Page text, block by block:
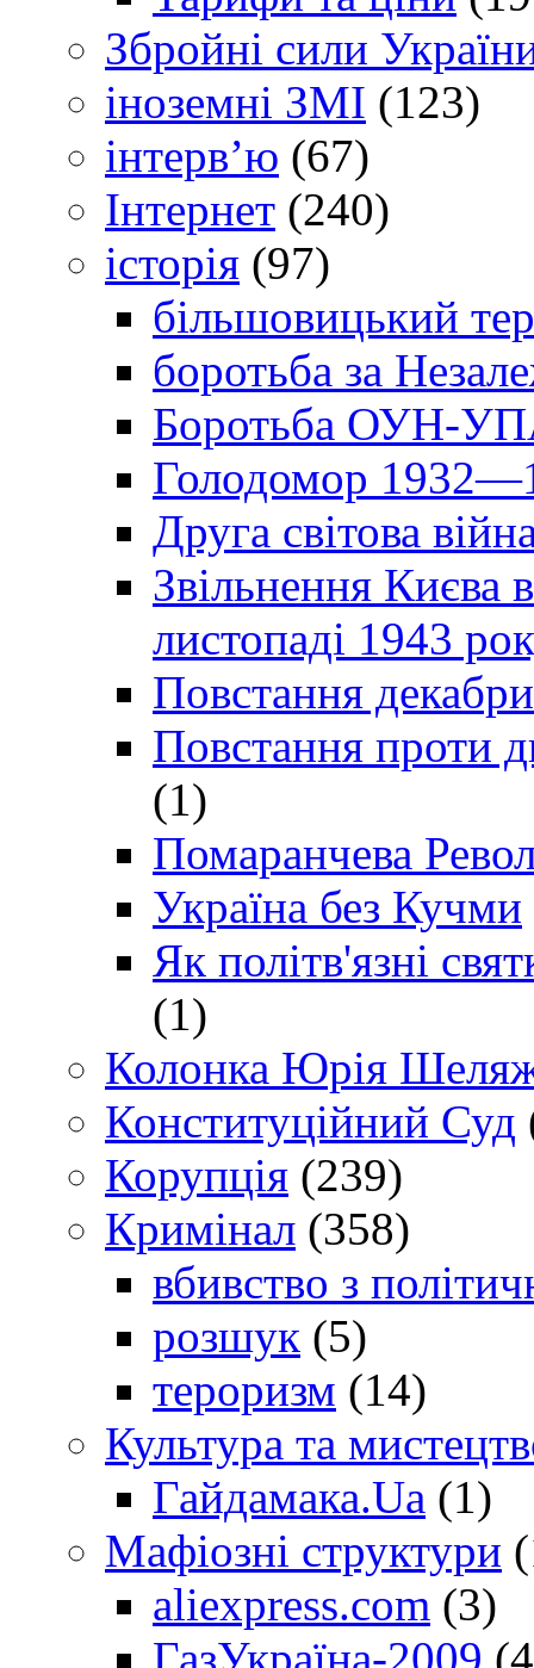
Збройні сили
іноземні ЗМІ (123)
інтерв’ю (67)
Інтернет (240)
історія (97)
більшовицький
боротьба за
Боротьба ОУН-УПА
Голодомор
Друга світова
Звільнення Києва
листопаді 1943
Повстання
Повстання проти
(1)
Помаранчева
Україна без Кучми
Як політв'язні
(1)
Колонка Юрія
Конституційний Суд
Корупція (239)
Кримінал (358)
вбивство з
розшук (5)
тероризм (14)
Культура та
Гайдамака.Ua (1)
Мафіозні структури
aliexpress.com (3)
ГазУкраїна-2009